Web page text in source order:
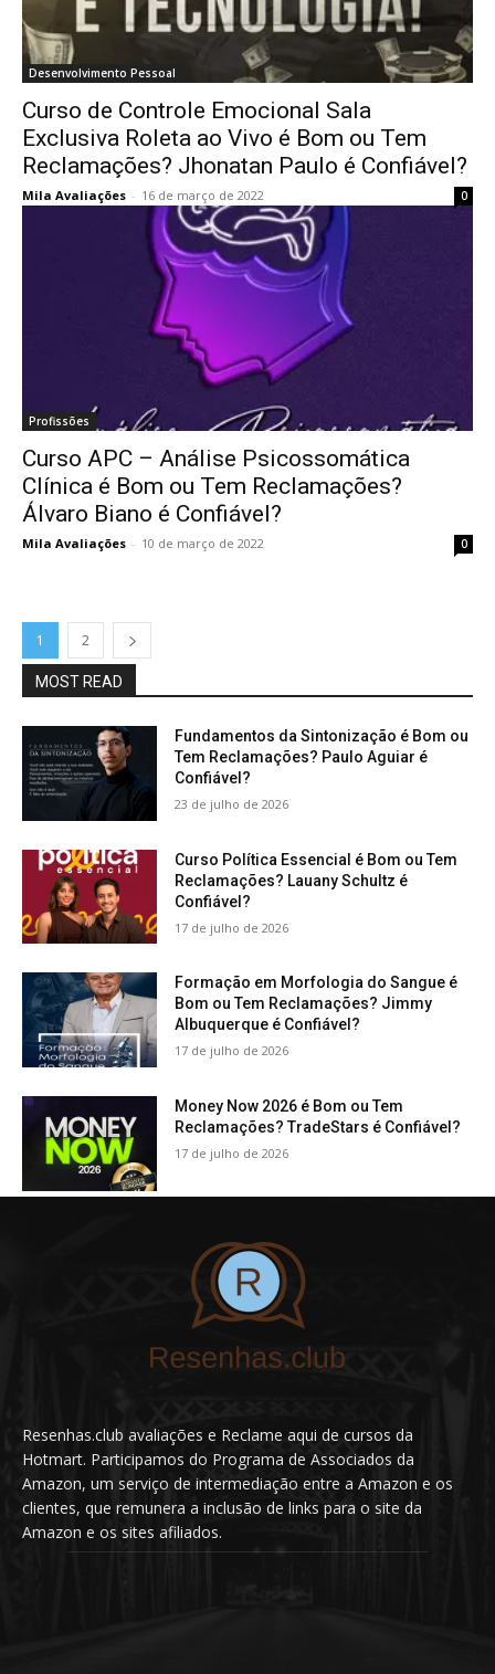
Desenvolvimento Pessoal
Curso de Controle Emocional Sala
Exclusiva Roleta ao Vivo é Bom ou Tem
Reclamações? Jhonatan Paulo é Confiável?
Mila Avaliações - 16 de março de 2022 0
Profissões
Curso APC – Análise Psicossomática
Clínica é Bom ou Tem Reclamações?
Álvaro Biano é Confiável?
Mila Avaliações - 10 de março de 2022 0
1 2
MOST READ
Fundamentos da Sintonização é Bom ou
Tem Reclamações? Paulo Aguiar é
Confiável?
23 de julho de 2026
Curso Política Essencial é Bom ou Tem
Reclamações? Lauany Schultz é
Confiável?
17 de julho de 2026
Formação em Morfologia do Sangue é
Bom ou Tem Reclamações? Jimmy
Albuquerque é Confiável?
17 de julho de 2026
Money Now 2026 é Bom ou Tem
Reclamações? TradeStars é Confiável?
17 de julho de 2026
Resenhas.club avaliações e Reclame aqui de cursos da
Hotmart. Participamos do Programa de Associados da
Amazon, um serviço de intermediação entre a Amazon e os
clientes, que remunera a inclusão de links para o site da
Amazon e os sites afiliados.